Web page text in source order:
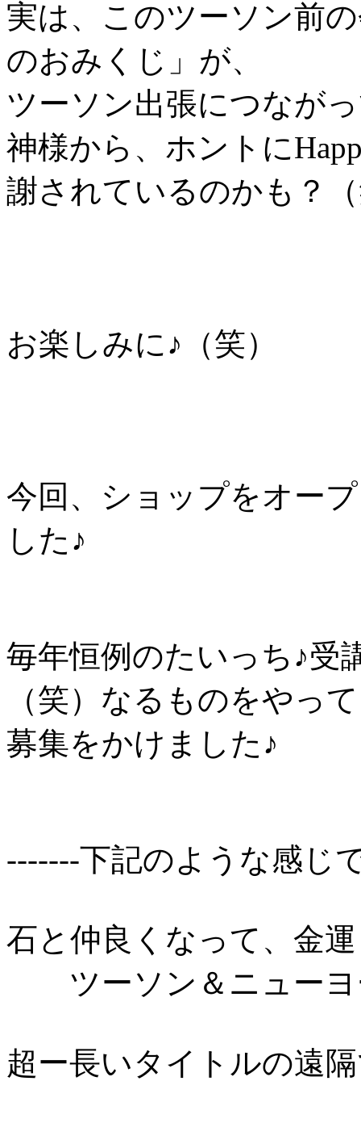
実は、このツーソン前
のおみくじ」が、
ツーソン出張につなが
神様から、ホントに
謝されているのかも？
お楽しみに♪（笑）
今回、ショップをオー
した♪
毎年恒例のたいっち♪受
（笑）なるものをやっ
募集をかけました♪
-------下記のような感じ
石と仲良くなって、金
ツーソン＆ニューヨ
超ー長いタイトルの遠